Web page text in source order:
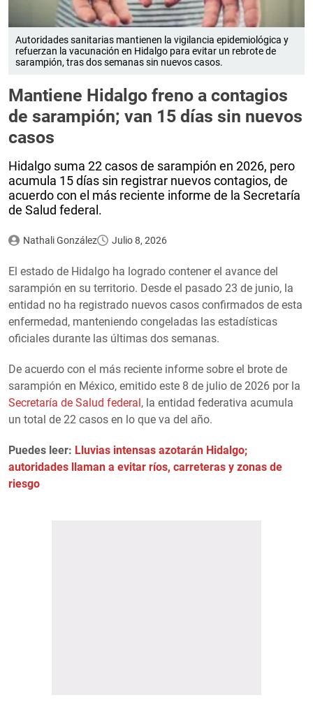
Autoridades sanitarias mantienen la vigilancia epidemiológica y
refuerzan la vacunación en Hidalgo para evitar un rebrote de
sarampión, tras dos semanas sin nuevos casos.
Mantiene Hidalgo freno a contagios
de sarampión; van 15 días sin nuevos
casos
Hidalgo suma 22 casos de sarampión en 2026, pero
acumula 15 días sin registrar nuevos contagios, de
acuerdo con el más reciente informe de la Secretaría
de Salud federal.
Nathali González Julio 8, 2026
El estado de Hidalgo ha logrado contener el avance del
sarampión en su territorio. Desde el pasado 23 de junio, la
entidad no ha registrado nuevos casos confirmados de esta
enfermedad, manteniendo congeladas las estadísticas
oficiales durante las últimas dos semanas.
De acuerdo con el más reciente informe sobre el brote de
sarampión en México, emitido este 8 de julio de 2026 por la
Secretaría de Salud federal, la entidad federativa acumula
un total de 22 casos en lo que va del año.
Puedes leer: Lluvias intensas azotarán Hidalgo;
autoridades llaman a evitar ríos, carreteras y zonas de
riesgo